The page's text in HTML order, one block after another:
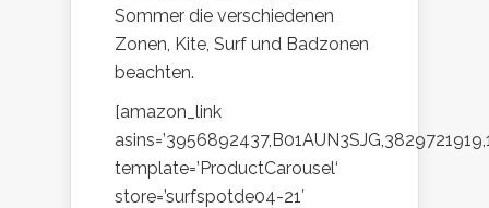
Sommer die verschiedenen
Zonen, Kite, Surf und Badzonen
beachten.
[amazon_link
template=’ProductCarousel‘
store=’surfspotde04-21′